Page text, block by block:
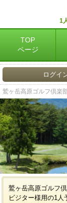
1
TOP
ページ
ログイ
鷲ヶ岳高原ゴルフ倶楽
鷲ヶ岳高原ゴルフ
ビジター様用の1人